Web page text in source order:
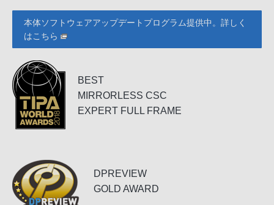
本体ソフトウェアアップデートプログラム提供中。詳しく
はこちら
BEST
MIRRORLESS CSC
EXPERT FULL FRAME
DPREVIEW
GOLD AWARD